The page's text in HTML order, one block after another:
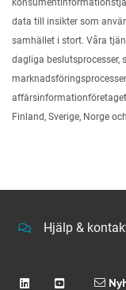
data till insikter som
samhället i stort. Våra
dagliga beslutsprocesser,
affärsinformationföretaget
Finland, Sverige, Norge
Hjälp &